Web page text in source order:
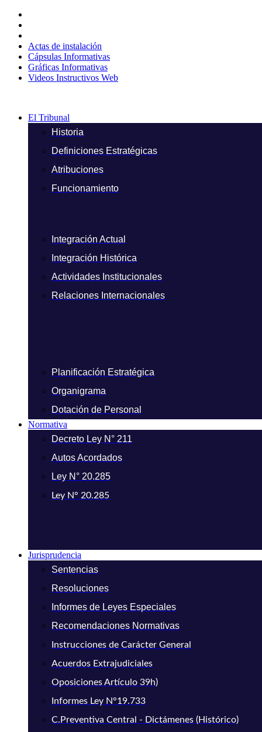
contenido
Actas de instalación
Cápsulas Informativas
Gráficas Informativas
Videos Instructivos Web
El Tribunal
Historia
Definiciones Estratégicas
Atribuciones
Funcionamiento
Integración Actual
Integración Histórica
Actividades Institucionales
Relaciones Internacionales
Planificación Estratégica
Organigrama
Dotación de Personal
Normativa
Decreto Ley N° 211
Autos Acordados
Ley N° 20.285
Ley N° 20.285
Jurisprudencia
Sentencias
Resoluciones
Informes de Leyes Especiales
Recomendaciones Normativas
Instrucciones de Carácter General
Acuerdos Extrajudiciales
Oposiciones Artículo 39h)
Informes Ley N°19.733
C.Preventiva Central - Dictámenes (Histórico)